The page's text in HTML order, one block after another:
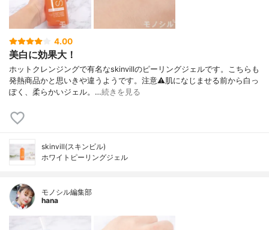
4.00
美白に効果大！
ホットクレンジングで有名なskinvillのピーリングジェルです。こちらも
発熱商品かと思いきや違うようです。注意⚠肌になじませる前から白っ
ぽく、柔らかいジェル。…続きを見る
skinvill(スキンビル)
ホワイトピーリングジェル
モノシル編集部
hana